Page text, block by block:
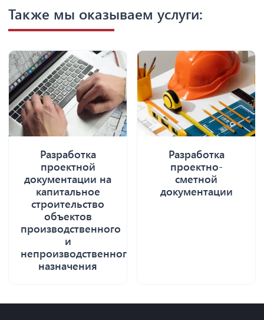
Также мы оказываем услуги:
Разработка
проектной
документации на
капитальное
строительство
объектов
производственного
и
непроизводственного
назначения
Разработка
проектно-
сметной
документации